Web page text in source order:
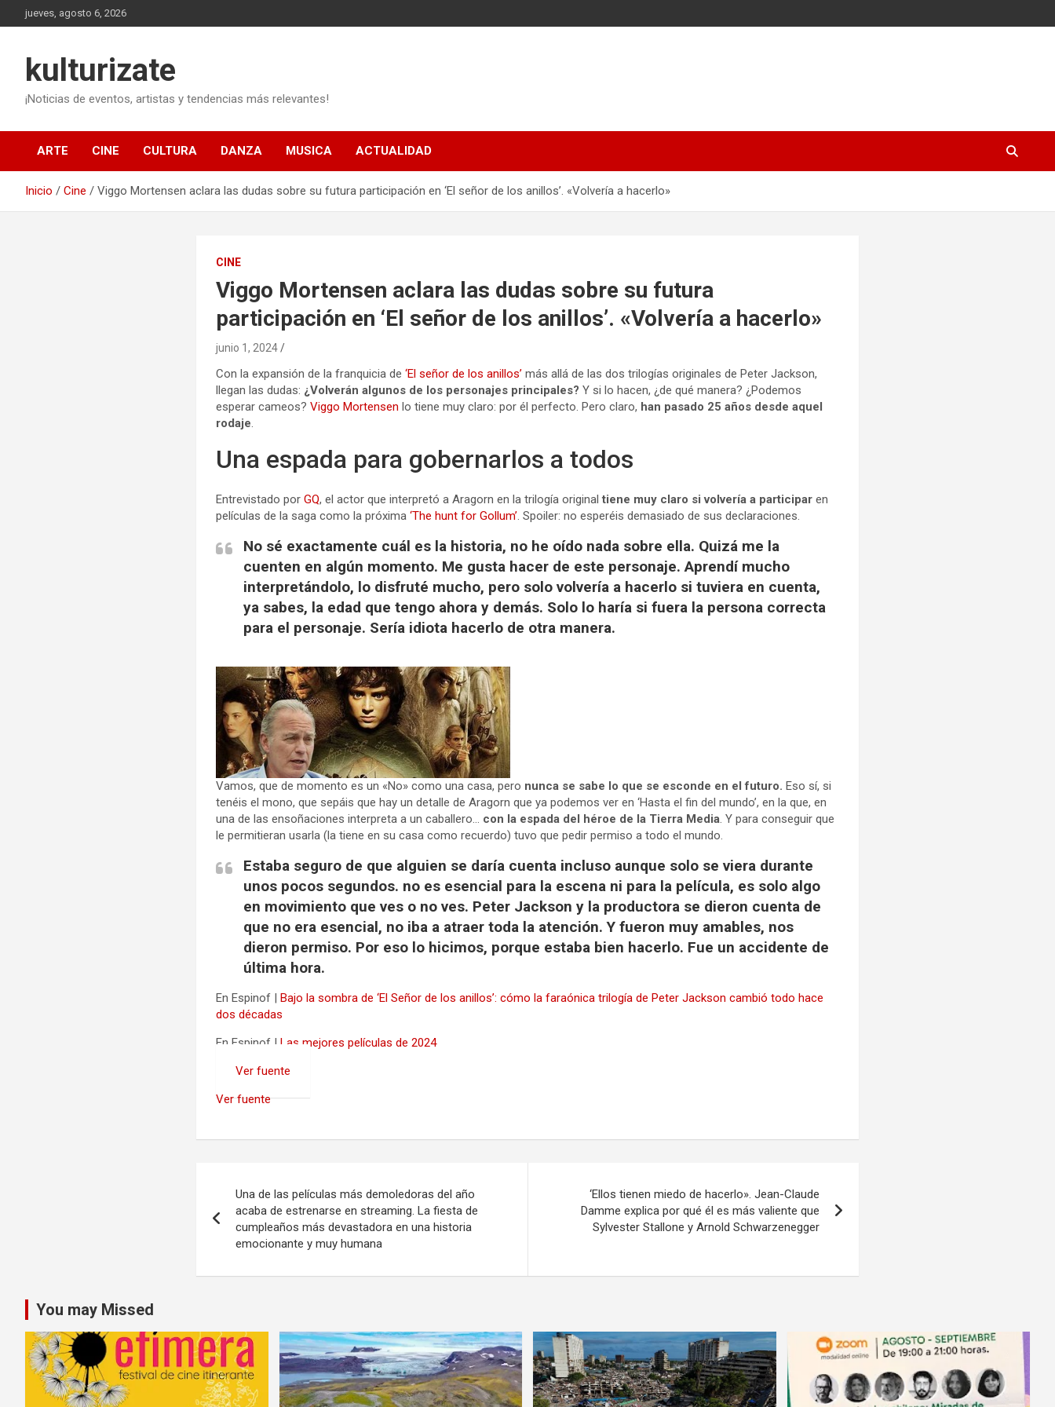
Saltar
al
jueves, agosto 6, 2026
kulturizate
¡Noticias de eventos, artistas y tendencias más relevantes!
ARTE CINE CULTURA DANZA MUSICA ACTUALIDAD
Inicio Cine Viggo Mortensen aclara las dudas sobre su futura participación en ‘El señor de los anillos’. «Volvería a hacerlo»
CINE
Viggo Mortensen aclara las dudas sobre su futura
participación en ‘El señor de los anillos’. «Volvería a hacerlo»
junio 1, 2024
Con la expansión de la franquicia de‘El señor de los anillos’ más allá de las dos trilogías originales de Peter Jackson,
llegan las dudas: ¿Volverán algunos de los personajes principales?Y si lo hacen, ¿de qué manera? ¿Podemos
esperar cameos?Viggo Mortensen lo tiene muy claro: por él perfecto. Pero claro, han pasado 25 años desde aquel
rodaje.
Una espada para gobernarlos a todos
Entrevistado porGQ, el actor que interpretó a Aragorn en la trilogía originaltiene muy claro si volvería a participar en
películas de la saga como la próxima‘The hunt for Gollum’. Spoiler: no esperéis demasiado de sus declaraciones.
No sé exactamente cuál es la historia, no he oído nada sobre ella. Quizá me la
cuenten en algún momento. Me gusta hacer de este personaje. Aprendí mucho
interpretándolo, lo disfruté mucho, pero solo volvería a hacerlo si tuviera en cuenta,
ya sabes, la edad que tengo ahora y demás. Solo lo haría si fuera la persona correcta
para el personaje. Sería idiota hacerlo de otra manera.
Vamos, que de momento es un «No» como una casa, pero nunca se sabe lo que se esconde en el futuro. Eso sí, si
tenéis el mono, que sepáis que hay un detalle de Aragorn que ya podemos ver en ‘Hasta el fin del mundo’, en la que, en
una de las ensoñaciones interpreta a un caballero… con la espada del héroe de la Tierra Media. Y para conseguir que
le permitieran usarla (la tiene en su casa como recuerdo) tuvo que pedir permiso a todo el mundo.
Estaba seguro de que alguien se daría cuenta incluso aunque solo se viera durante
unos pocos segundos. no es esencial para la escena ni para la película, es solo algo
en movimiento que ves o no ves. Peter Jackson y la productora se dieron cuenta de
que no era esencial, no iba a atraer toda la atención. Y fueron muy amables, nos
dieron permiso. Por eso lo hicimos, porque estaba bien hacerlo. Fue un accidente de
última hora.
En Espinof |Bajo la sombra de ‘El Señor de los anillos’: cómo la faraónica trilogía de Peter Jackson cambió todo hace
dos décadas
En Espinof |Las mejores películas de 2024
Ver fuente
Ver fuente
de
entradas
Una de las películas más demoledoras del año
acaba de estrenarse en streaming. La fiesta de
cumpleaños más devastadora en una historia
emocionante y muy humana
‘Ellos tienen miedo de hacerlo». Jean-Claude
Damme explica por qué él es más valiente que
Sylvester Stallone y Arnold Schwarzenegger
You may Missed